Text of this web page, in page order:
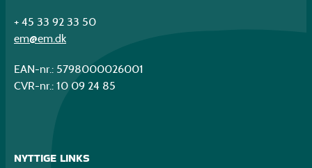
+ 45 33 92 33 50
em@em.dk
EAN-nr.: 5798000026001
CVR-nr.: 10 09 24 85
NYTTIGE LINKS